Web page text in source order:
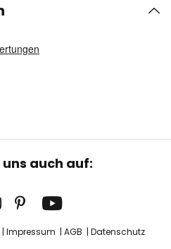
auch auf:
Impressum AGB
Datenschutz